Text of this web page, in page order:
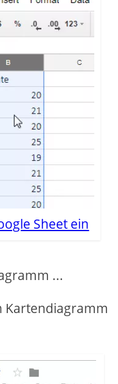
Sheet ein
...
Kartendiagramm